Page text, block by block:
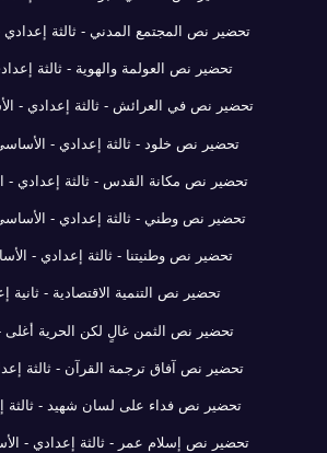
تحضير نص المجتمع المدني - ثالثة
تحضير نص العولمة والهوية - ثالثة
تحضير نص في العرائش - ثالثة إعدادي -
تحضير نص خلود - ثالثة إعدادي -
تحضير نص مكانة القدس - ثالثة إعدادي -
تحضير نص وطني - ثالثة إعدادي -
تحضير نص وطنيتنا - ثالثة إعدادي -
تحضير نص التنمية الاقتصادية - ثانية
تحضير نص الثمن غالٍ لكن الحرية أغلى -
تحضير نص آفاق ترجمة القرآن - ثالثة
تحضير نص فداء على لسان شهيد - ثالثة
تحضير نص إسلام عمر - ثالثة إعدادي -